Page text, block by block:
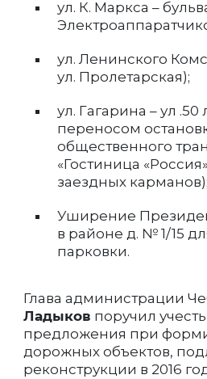
ул. К. Маркса –
ул. Ленинского
ул. Пролетарская);
ул. Гагарина – ул .50
переносом
общественного
«Гостиница
заездных карманов);
Уширение
в районе д. № 1/15
парковки.
Глава администрации
Ладыков поручил
предложения при
дорожных объектов,
реконструкции в 2016